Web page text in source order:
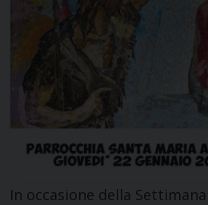
In occasione della